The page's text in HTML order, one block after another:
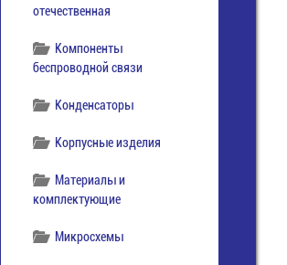
отечественная
Компоненты
беспроводной связи
Конденсаторы
Корпусные изделия
Материалы и
комплектующие
Микросхемы